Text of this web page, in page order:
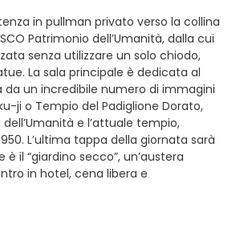
in pullman privato verso la collina
Patrimonio dell’Umanità, dalla cui
senza utilizzare un solo chiodo,
La sala principale è dedicata al
un incredibile numero di immagini
ji o Tempio del Padiglione Dorato,
e l’attuale tempio,
L’ultima tappa della giornata sarà
il “giardino secco”, un’austera
in hotel, cena libera e